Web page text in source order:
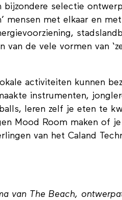
selectie
mensen met elkaar en
de vele vormen van
activiteiten kunnen
instrumenten,
leren zelf je eten te
Mood Room maken of je
van het Caland
van The Beach,